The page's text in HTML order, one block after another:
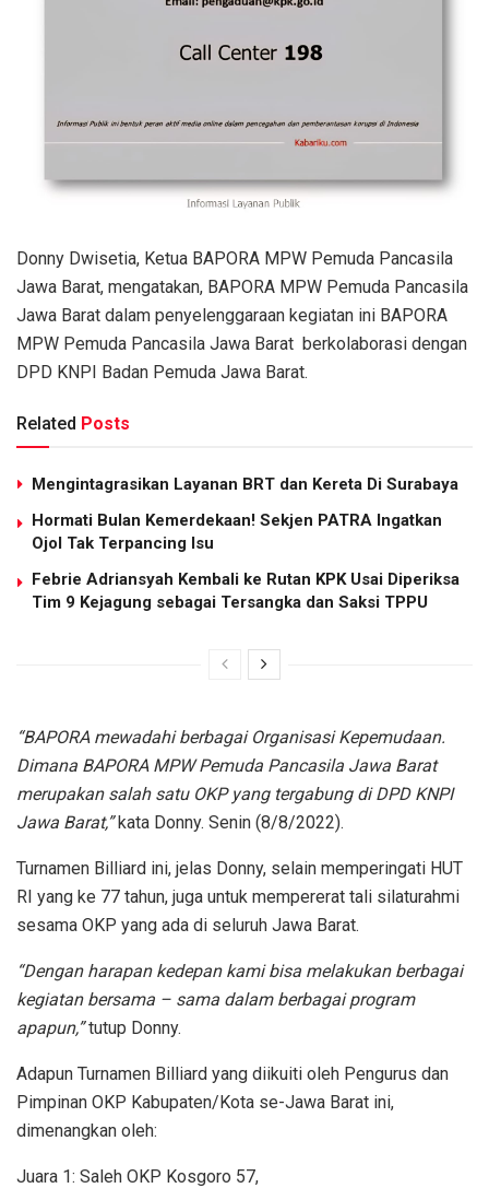
Donny Dwisetia, Ketua BAPORA MPW Pemuda Pancasila
Jawa Barat, mengatakan, BAPORA MPW Pemuda Pancasila
Jawa Barat dalam penyelenggaraan kegiatan ini BAPORA
MPW Pemuda Pancasila Jawa Barat berkolaborasi dengan
DPD KNPI Badan Pemuda Jawa Barat.
Related Posts
Mengintagrasikan Layanan BRT dan Kereta Di Surabaya
Hormati Bulan Kemerdekaan! Sekjen PATRA Ingatkan
Ojol Tak Terpancing Isu
Febrie Adriansyah Kembali ke Rutan KPK Usai Diperiksa
Tim 9 Kejagung sebagai Tersangka dan Saksi TPPU
“BAPORA mewadahi berbagai Organisasi Kepemudaan.
Dimana BAPORA MPW Pemuda Pancasila Jawa Barat
merupakan salah satu OKP yang tergabung di DPD KNPI
Jawa Barat,”kata Donny. Senin (8/8/2022).
Turnamen Billiard ini, jelas Donny, selain memperingati HUT
RI yang ke 77 tahun, juga untuk mempererat tali silaturahmi
sesama OKP yang ada di seluruh Jawa Barat.
“Dengan harapan kedepan kami bisa melakukan berbagai
kegiatan bersama – sama dalam berbagai program
apapun,”tutup Donny.
Adapun Turnamen Billiard yang diikuiti oleh Pengurus dan
Pimpinan OKP Kabupaten/Kota se-Jawa Barat ini,
dimenangkan oleh:
Juara 1: Saleh OKP Kosgoro 57,